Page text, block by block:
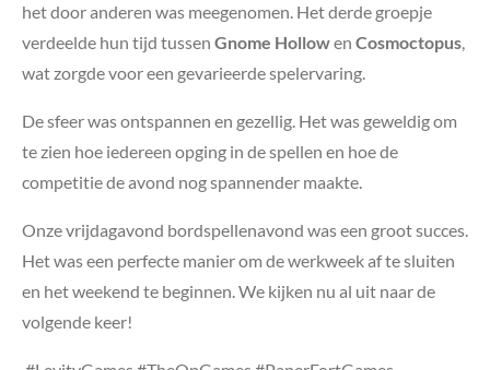
het door anderen was meegenomen. Het derde groepje
verdeelde hun tijd tussen Gnome Hollowen Cosmoctopus,
wat zorgde voor een gevarieerde spelervaring.
De sfeer was ontspannen en gezellig. Het was geweldig om
te zien hoe iedereen opging in de spellen en hoe de
competitie de avond nog spannender maakte.
Onze vrijdagavond bordspellenavond was een groot succes.
Het was een perfecte manier om de werkweek af te sluiten
en het weekend te beginnen. We kijken nu al uit naar de
volgende keer!